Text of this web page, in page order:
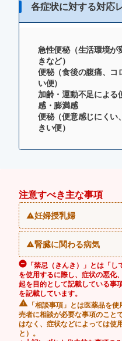
各症状に対する対応
急性便秘（生活環境が
きなど）
便秘（食後の腹痛、コ
い便）
加齢・運動不足による
感・膨満感
便秘（便意感じにくい
きい便）
注意すべき主な事項
妊婦授乳婦
腎臓に関わる病気
「禁忌（きんき）」とは「
を使用するに際し、症状の悪化
起を目的として記載している事
を記載しています。
「相談事項」とは医薬品を
売者に相談が必要な事項のこと
はなく、症状などによっては使
と）。